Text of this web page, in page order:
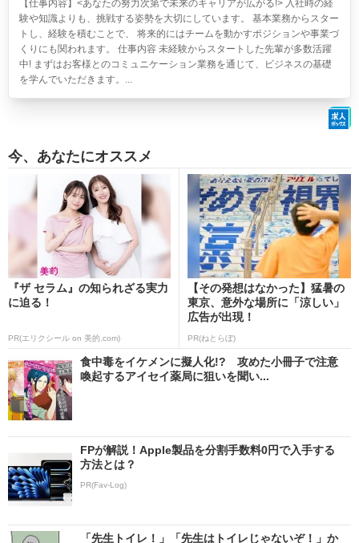
【仕事内容】<あなたの努力次第で未来のキャリアが広がる!> 入社時の経
験や知識よりも、挑戦する姿勢を大切にしています。 基本業務からスター
トし、経験を積むことで、 将来的にはチームを動かすポジションや事業づ
くりにも関われます。 仕事内容 未経験からスタートした先輩が多数活躍
中! まずはお客様とのコミュニケーション業務を通じて、ビジネスの基礎
を学んでいただきます。...
今、あなたにオススメ
『ザ セラム』の知られざる実力
に迫る！
PR(エリクシール on 美的.com)
【その発想はなかった】猛暑の
東京、意外な場所に「涼しい」
広告が出現！
PR(ねとらぼ)
食中毒をイケメンに擬人化!? 攻めた小冊子で注意
喚起するアイセイ薬局に狙いを聞い...
FPが解説！Apple製品を分割手数料0円で入手する
方法とは？
PR(Fav-Log)
「先生トイレ！」「先生はトイレじゃないぞ！」か